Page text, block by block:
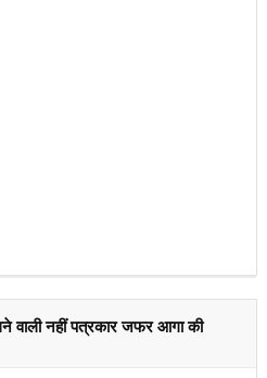
वाली नहीं पत्रकार जफर आगा की